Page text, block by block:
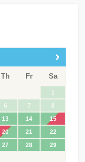
Th Fr Sa
1
6 7
8
13 14
15
20 21
22
27 28
29